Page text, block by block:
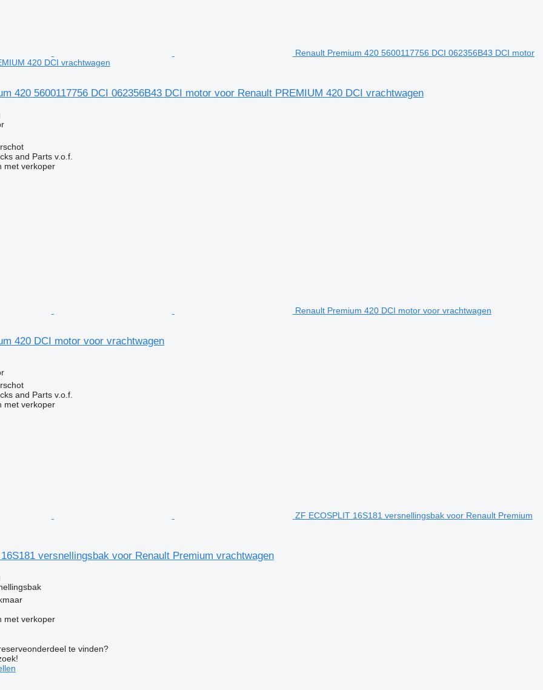
Renault Premium 420 5600117756 DCI 062356B43 DCI motor
420 DCI vrachtwagen
420 5600117756 DCI 062356B43 DCI motor voor Renault PREMIUM 420 DCI vrachtwagen
and Parts v.o.f.
met verkoper
Renault Premium 420 DCI motor voor vrachtwagen
420 DCI motor voor vrachtwagen
and Parts v.o.f.
met verkoper
ZF ECOSPLIT 16S181 versnellingsbak voor Renault Premium
versnellingsbak voor Renault Premium vrachtwagen
met verkoper
te vinden?